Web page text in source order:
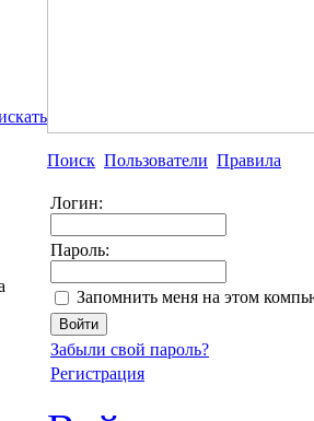
Поиск Пользователи Правила
Логин:
Пароль:
Запомнить меня на этом
Забыли свой пароль?
Регистрация